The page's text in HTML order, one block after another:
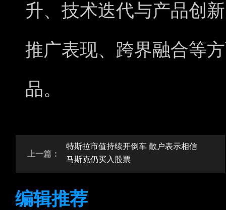
升、技术迭代与产品创
推广表现、跨界融合等
品。
上一篇：
特斯拉市值持续开倒车 散户表示相信
马斯克仍买入股票
编辑推荐